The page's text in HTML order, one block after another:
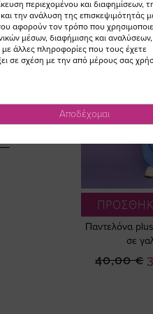
Παντελόνα
σε
40,00 €
περιεχομένου και διαφημίσεων,
την ανάλυση της επισκεψιμότητάς
αφορούν τον τρόπο που
μέσων, διαφήμισης και αναλύσεων,
άλλες πληροφορίες που τους έχετε
σε σχέση με την από μέρους σας
Αποδέχομαι